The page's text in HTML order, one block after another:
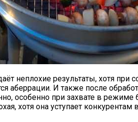
неплохие результаты, хотя при
аберрации. И также после
особенно при захвате в режиме
хотя она уступает